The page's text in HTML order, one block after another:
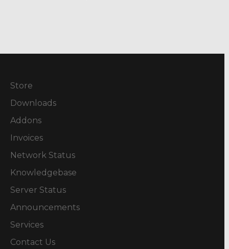
Store
Downloads
Addons
Invoices
Network Status
Knowledgebase
Server Status
Announcements
Services
Contact Us